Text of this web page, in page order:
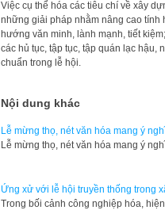
Việc cụ thể hóa các tiêu chí về xây
những giải pháp nhằm nâng cao tính
hướng văn minh, lành mạnh, tiết
các hủ tục, tập tục, tập quán lạc hậu,
chuẩn trong lễ hội.
Nội dung khác
Lễ mừng thọ, nét văn hóa mang ý
Lễ mừng thọ, nét văn hóa mang ý
Ứng xử với lễ hội truyền thống trong
Trong bối cảnh công nghiệp hóa,